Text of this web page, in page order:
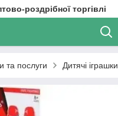
роздрібної торгівлі
та послуги Дитячі іграшки